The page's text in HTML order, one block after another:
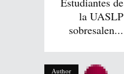
la UASLP
sobresalen...
Author